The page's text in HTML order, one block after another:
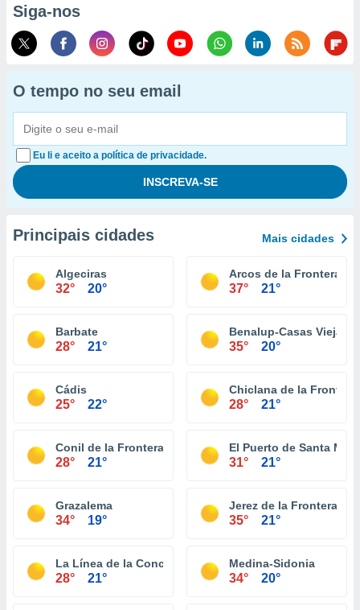
Siga-nos
O tempo no seu email
Eu li e aceito a política de privacidade.
Principais cidades Mais cidades
Algeciras
32° 20°
Arcos de la Frontera
37° 21°
Barbate
28° 21°
Benalup-Casas Viejas
35° 20°
Cádis
25° 22°
Chiclana de la Frontera
28° 21°
Conil de la Frontera
28° 21°
El Puerto de Santa
31° 21°
Grazalema
34° 19°
Jerez de la Frontera
35° 21°
La Línea de la Concepción
28° 21°
Medina-Sidonia
34° 20°